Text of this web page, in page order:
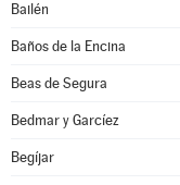
Bailén
Baños de la Encina
Beas de Segura
Bedmar y Garcíez
Begíjar